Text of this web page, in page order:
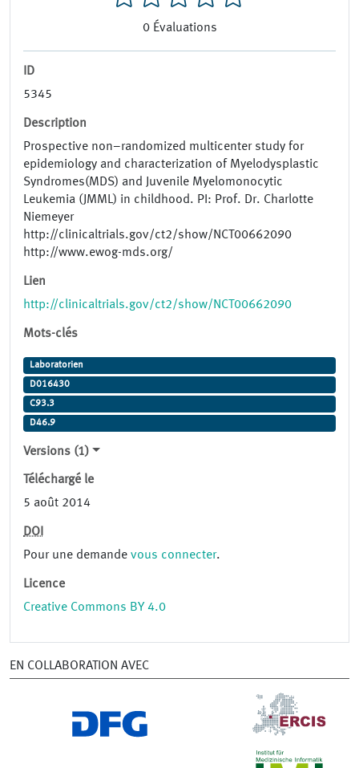
0 Évaluations
ID
5345
Description
Prospective non–randomized multi​center study for
epidemiology and characterization of Myelodysplastic
Syndromes(MDS) and Juvenile Myelomonocytic
Leukemia (JMML) in child­hood. PI: Prof. Dr. Charlotte
Niemeyer
http://clinicaltrials.gov/ct2/show/NCT00662090
http://www.ewog-mds.org/
Lien
http://clinicaltrials.gov/ct2/show/NCT00662090
Mots-clés
Laboratorien
D016430
C93.3
D46.9
Versions (1)
Téléchargé le
5 août 2014
DOI
Pour une demande vous connecter.
Licence
Creative Commons BY 4.0
EN COLLABORATION AVEC